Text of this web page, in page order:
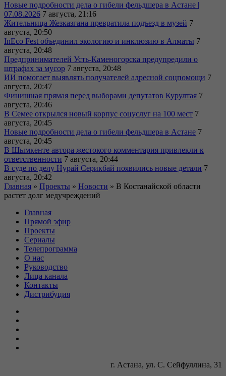
Новые подробности дела о гибели фельдшера в Астане |
07.08.2026 7 августа, 21:16
Жительница Жезказгана превратила подъезд в музей 7
августа, 20:50
InEco Fest объединил экологию и инклюзию в Алматы 7
августа, 20:48
Предпринимателей Усть-Каменогорска предупредили о
штрафах за мусор 7 августа, 20:48
ИИ помогает выявлять получателей адресной соцпомощи 7
августа, 20:47
Финишная прямая перед выборами депутатов Курултая 7
августа, 20:46
В Семее открылся новый корпус соцуслуг на 100 мест 7
августа, 20:45
Новые подробности дела о гибели фельдшера в Астане 7
августа, 20:45
В Шымкенте автора жестокого комментария привлекли к
ответственности 7 августа, 20:44
В суде по делу Нурай Серикбай появились новые детали 7
августа, 20:42
Главная » Проекты » Новости » В Костанайской области
растет долг медучреждений
Главная
Прямой эфир
Проекты
Сериалы
Телепрограмма
О нас
Руководство
Лица канала
Контакты
Дистрибуция
г. Астана, ул. С. Сейфуллина, 31